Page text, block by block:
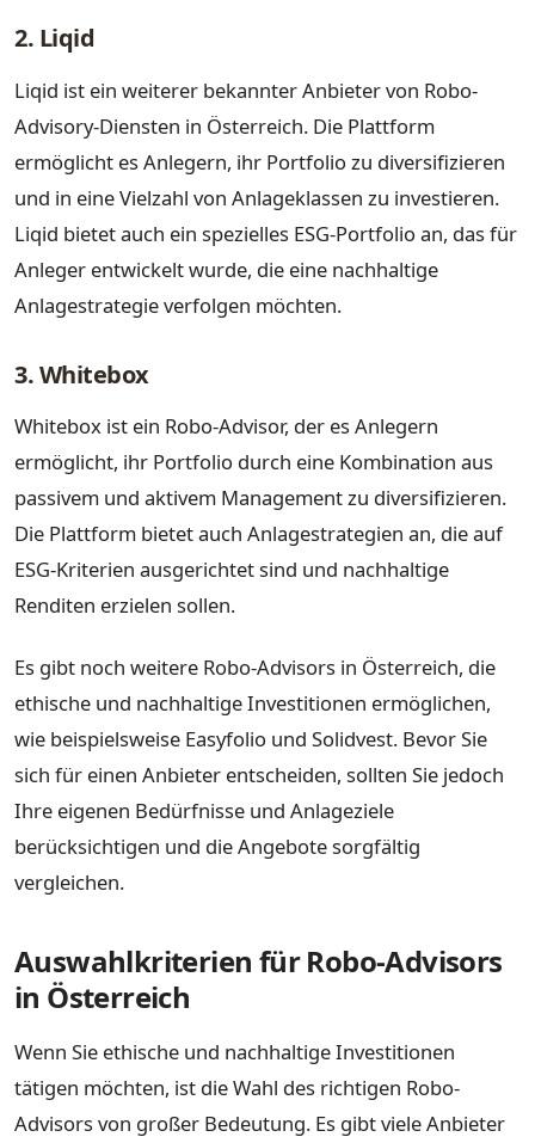
2. Liqid
Liqid ist ein weiterer bekannter Anbieter von Robo-
Advisory-Diensten in Österreich. Die Plattform
ermöglicht es Anlegern, ihr Portfolio zu diversifizieren
und in eine Vielzahl von Anlageklassen zu investieren.
Liqid bietet auch ein spezielles ESG-Portfolio an, das für
Anleger entwickelt wurde, die eine nachhaltige
Anlagestrategie verfolgen möchten.
3. Whitebox
Whitebox ist ein Robo-Advisor, der es Anlegern
ermöglicht, ihr Portfolio durch eine Kombination aus
passivem und aktivem Management zu diversifizieren.
Die Plattform bietet auch Anlagestrategien an, die auf
ESG-Kriterien ausgerichtet sind und nachhaltige
Renditen erzielen sollen.
Es gibt noch weitere Robo-Advisors in Österreich, die
ethische und nachhaltige Investitionen ermöglichen,
wie beispielsweise Easyfolio und Solidvest. Bevor Sie
sich für einen Anbieter entscheiden, sollten Sie jedoch
Ihre eigenen Bedürfnisse und Anlageziele
berücksichtigen und die Angebote sorgfältig
vergleichen.
Auswahlkriterien für Robo-Advisors
in Österreich
Wenn Sie ethische und nachhaltige Investitionen
tätigen möchten, ist die Wahl des richtigen Robo-
Advisors von großer Bedeutung. Es gibt viele Anbieter